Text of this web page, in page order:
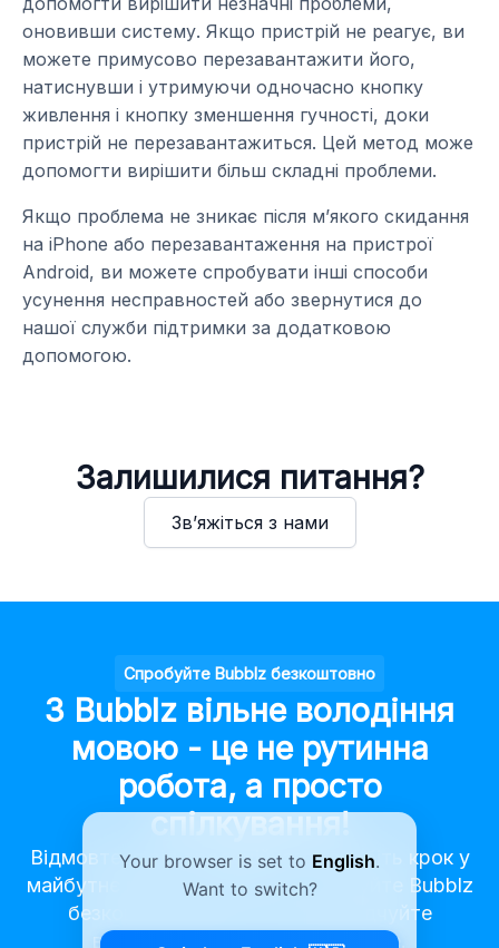
оновивши систему. Якщо пристрій не реагує, ви
можете примусово перезавантажити його,
натиснувши і утримуючи одночасно кнопку
живлення і кнопку зменшення гучності, доки
пристрій не перезавантажиться. Цей метод може
допомогти вирішити більш складні проблеми.
Якщо проблема не зникає після м’якого скидання
на iPhone або перезавантаження на пристрої
Android, ви можете спробувати інші способи
усунення несправностей або звернутися до
нашої служби підтримки за додатковою
допомогою.
Залишилися питання?
Зв’яжіться з нами
Спробуйте Bubblz безкоштовно
З Bubblz вільне володіння
мовою - це не рутинна
робота, а просто
спілкування!
Відмовтеся від традиційного і зробіть крок у
майбутнє мовної практики. Спробуйте Bubblz
безкоштовно вже сьогодні і відчуйте
вивчення мови як ніколи раніше.
Your browser is set to English.
Want to switch?